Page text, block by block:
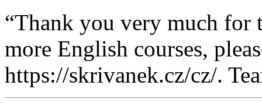
“Thank you very much
more English courses,
https://skrivanek.cz/cz/.